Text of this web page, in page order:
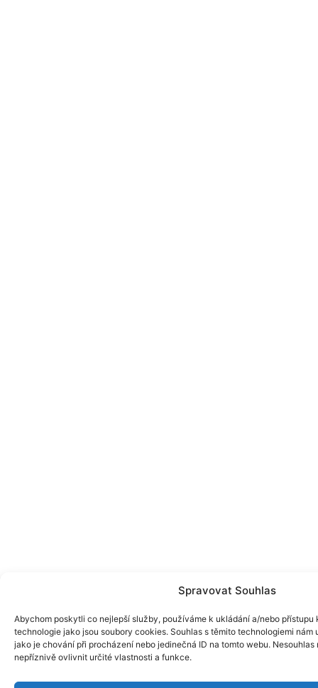
Spravovat Souhlas
Abychom poskytli co nejlepší služby, používáme k ukládání a/nebo přístupu
technologie jako jsou soubory cookies. Souhlas s těmito technologiemi
jako je chování při procházení nebo jedinečná ID na tomto webu.
nepříznivě ovlivnit určité vlastnosti a funkce.